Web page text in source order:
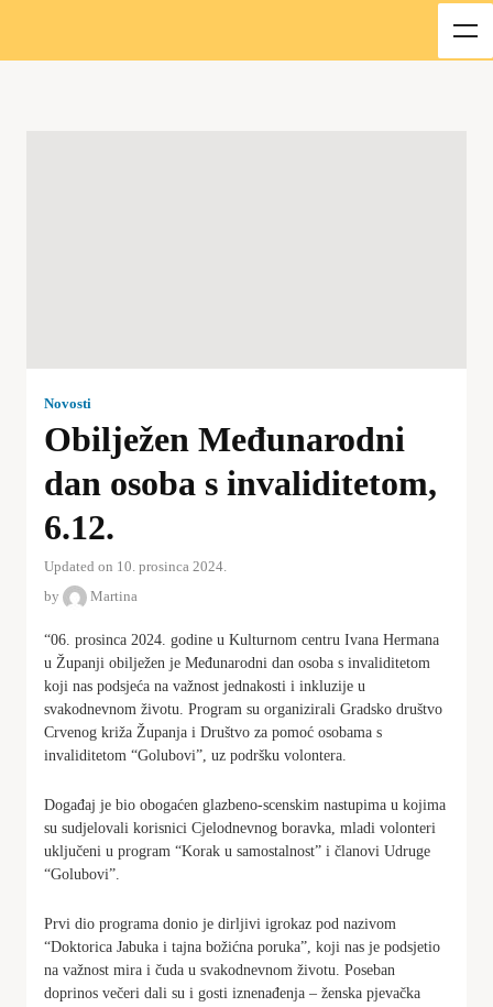
Novosti
Obilježen Međunarodni
dan osoba s invaliditetom,
6.12.
Updated on 10. prosinca 2024.
by
Martina
“06. prosinca 2024. godine u Kulturnom centru Ivana Hermana
u Županji obilježen je Međunarodni dan osoba s invaliditetom
koji nas podsjeća na važnost jednakosti i inkluzije u
svakodnevnom životu. Program su organizirali Gradsko društvo
Crvenog križa Županja i Društvo za pomoć osobama s
invaliditetom “Golubovi”, uz podršku volontera.
Događaj je bio obogaćen glazbeno-scenskim nastupima u kojima
su sudjelovali korisnici Cjelodnevnog boravka, mladi volonteri
uključeni u program “Korak u samostalnost” i članovi Udruge
“Golubovi”.
Prvi dio programa donio je dirljivi igrokaz pod nazivom
“Doktorica Jabuka i tajna božićna poruka”, koji nas je podsjetio
na važnost mira i čuda u svakodnevnom životu. Poseban
doprinos večeri dali su i gosti iznenađenja – ženska pjevačka